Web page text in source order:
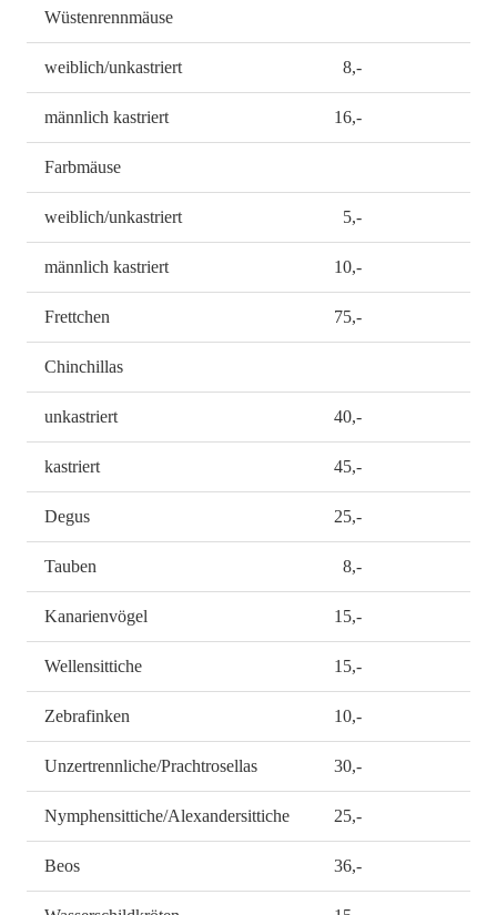
Wüstenrennmäuse
weiblich/unkastriert 8,-
männlich kastriert 16,-
Farbmäuse
weiblich/unkastriert 5,-
männlich kastriert 10,-
Frettchen 75,-
Chinchillas
unkastriert 40,-
kastriert 45,-
Degus 25,-
Tauben 8,-
Kanarienvögel 15,-
Wellensittiche 15,-
Zebrafinken 10,-
Unzertrennliche/Prachtrosellas 30,-
Nymphensittiche/Alexandersittiche 25,-
Beos 36,-